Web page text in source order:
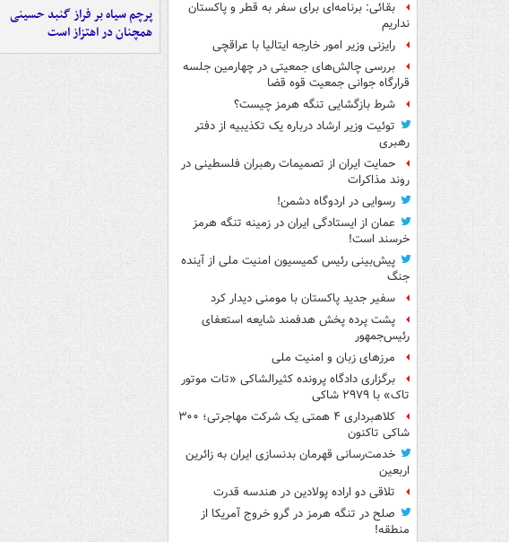
بقائی: برنامه‌ای برای سفر به قطر و پاکستان
نداریم
رایزنی وزیر امور خارجه ایتالیا با عراقچی
بررسی چالش‌های جمعیتی در چهارمین جلسه
قرارگاه جوانی جمعیت قوه قضا
شرط بازگشایی تنگه هرمز چیست؟
توئیت وزیر ارشاد درباره یک تکذیبیه از دفتر
رهبری
حمایت ایران از تصمیمات رهبران فلسطینی در
روند مذاکرات
رسوایی در اردوگاه دشمن!
عمان از ایستادگی ایران در زمینه تنگه هرمز
خرسند است!
پیش‌بینی رئیس کمیسیون امنیت ملی از آینده
جنگ
سفیر جدید پاکستان با مومنی دیدار کرد
پشت پرده پخش هدفمند شایعه استعفای
رئیس‌جمهور
مرزهای زبان و امنیت ملی
برگزاری دادگاه پرونده کثیرالشاکی «تات موتور
تاک» با ۲۹۷۹ شاکی
کلاهبرداری ۴ همتی یک شرکت مهاجرتی؛ ۳۰۰
شاکی تاکنون
خدمت‌رسانی قهرمان بدنسازی ایران به زائرین
اربعین
تلاقی دو اراده پولادین در هندسه قدرت
صلح در تنگه هرمز در گرو خروج آمریکا از
منطقه!
پرچم سیاه بر فراز گنبد حسینی
همچنان در اهتزاز است